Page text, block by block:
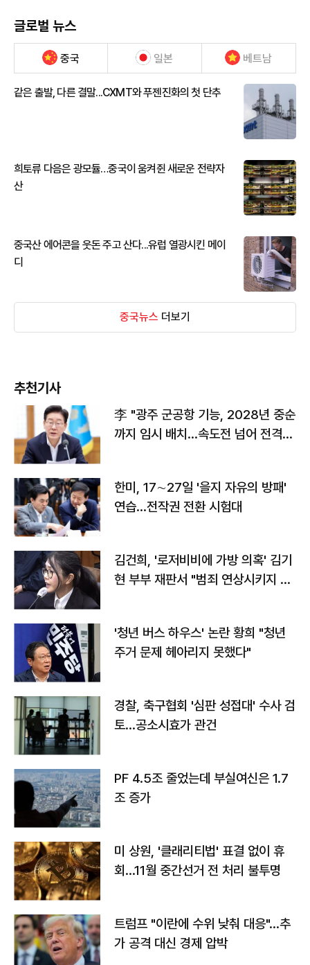
글로벌 뉴스
중국 일본 베트남
같은 출발, 다른 결말...CXMT와 푸젠진화의 첫 단추
희토류 다음은 광모듈…중국이 움켜쥔 새로운 전략자
산
중국산 에어콘을 웃돈 주고 산다...유럽 열광시킨 메이
디
중국뉴스 더보기
추천기사
李 "광주 군공항 기능, 2028년 중순
까지 임시 배치…속도전 넘어 전격
한미, 17∼27일 '을지 자유의 방패'
연습…전작권 전환 시험대
김건희, '로저비비에 가방 의혹' 김기
현 부부 재판서 "범죄 연상시키지 말
'청년 버스 하우스' 논란 황희 "청년
주거 문제 헤아리지 못했다"
경찰, 축구협회 '심판 성접대' 수사 검
토…공소시효가 관건
PF 4.5조 줄었는데 부실여신은 1.7
조 증가
미 상원, '클래리티법' 표결 없이 휴
회…11월 중간선거 전 처리 불투명
트럼프 "이란에 수위 낮춰 대응"…추
가 공격 대신 경제 압박